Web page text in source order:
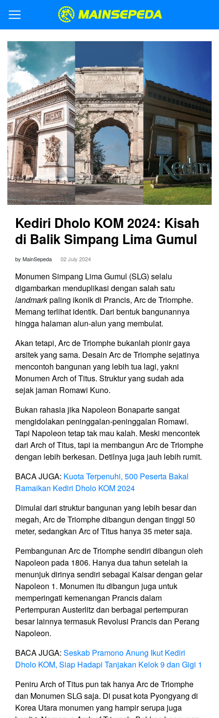
Kediri Dholo KOM 2024: Kisah
di Balik Simpang Lima Gumul
by MainSepeda 02 July 2024
Monumen Simpang Lima Gumul (SLG) selalu
digambarkan menduplikasi dengan salah satu
landmarkpaling ikonik di Prancis, Arc de Triomphe.
Memang terlihat identik. Dari bentuk bangunannya
hingga halaman alun-alun yang membulat.
Akan tetapi, Arc de Triomphe bukanlah pionir gaya
arsitek yang sama. Desain Arc de Triomphe sejatinya
mencontoh bangunan yang lebih tua lagi, yakni
Monumen Arch of Titus. Struktur yang sudah ada
sejak jaman Romawi Kuno.
Bukan rahasia jika Napoleon Bonaparte sangat
mengidolakan peninggalan-peninggalan Romawi.
Tapi Napoleon tetap tak mau kalah. Meski mencontek
dari Arch of Titus, tapi ia membangun Arc de Triomphe
dengan lebih berkesan. Detilnya juga jauh lebih rumit.
BACA JUGA: Kuota Terpenuhi, 500 Peserta Bakal
Ramaikan Kediri Dholo KOM 2024
Dimulai dari struktur bangunan yang lebih besar dan
megah, Arc de Triomphe dibangun dengan tinggi 50
meter, sedangkan Arc of Titus hanya 35 meter saja.
Pembangunan Arc de Triomphe sendiri dibangun oleh
Napoleon pada 1806. Hanya dua tahun setelah ia
menunjuk dirinya sendiri sebagai Kaisar dengan gelar
Napoleon 1. Monumen itu dibangun juga untuk
memperingati kemenangan Prancis dalam
Pertempuran Austerlitz dan berbagai pertempuran
besar lainnya termasuk Revolusi Prancis dan Perang
Napoleon.
BACA JUGA: Seskab Pramono Anung Ikut Kediri
Dholo KOM, Siap Hadapi Tanjakan Kelok 9 dan Gigi 1
Peniru Arch of Titus pun tak hanya Arc de Triomphe
dan Monumen SLG saja. Di pusat kota Pyongyang di
Korea Utara monumen yang hampir serupa juga